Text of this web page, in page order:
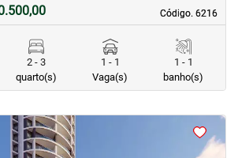
Código. 6216
Código. 6216
2 - 3
quarto(s)
1 - 1
Vaga(s)
1 - 1
banho(s)